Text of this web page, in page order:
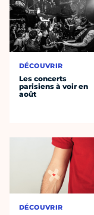
DÉCOUVRIR
Les concerts
parisiens à voir en
août
DÉCOUVRIR